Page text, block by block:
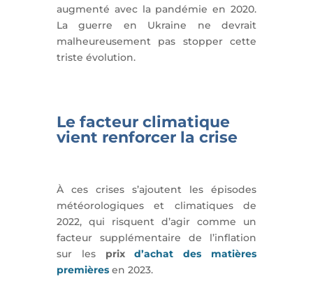
augmenté avec la pandémie en 2020.
La guerre en Ukraine ne devrait
malheureusement pas stopper cette
triste évolution.
Le facteur climatique
vient renforcer la crise
À ces crises s’ajoutent les épisodes
météorologiques et climatiques de
2022, qui risquent d’agir comme un
facteur supplémentaire de l’inflation
sur lesprixd’achat des matières
premièresen 2023.